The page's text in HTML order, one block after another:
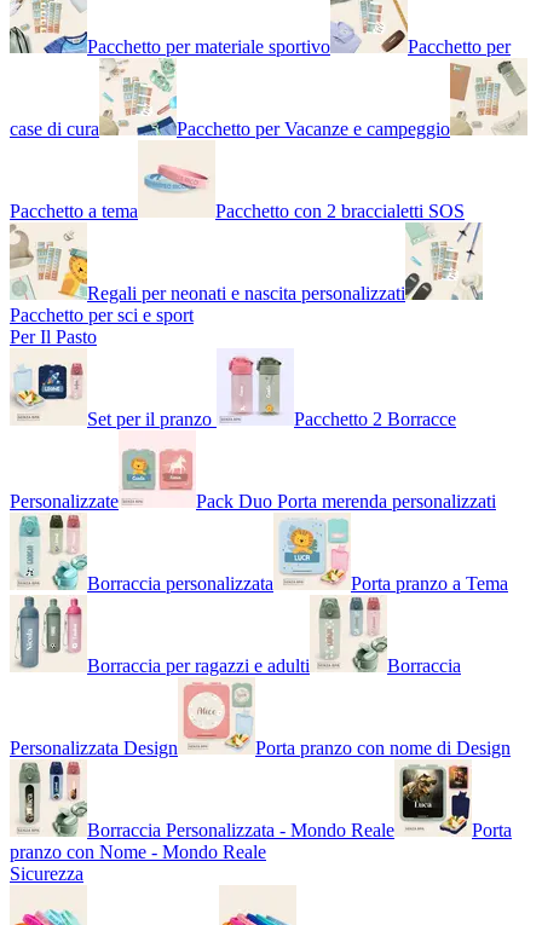
Pacchetto per materiale sportivo Pacchetto per
case di cura Pacchetto per Vacanze e campeggio
Pacchetto a tema Pacchetto con 2 braccialetti SOS
Regali per neonati e nascita personalizzati
Pacchetto per sci e sport
Per Il Pasto
Set per il pranzo Pacchetto 2 Borracce
Personalizzate Pack Duo Porta merenda personalizzati
Borraccia personalizzata Porta pranzo a Tema
Borraccia per ragazzi e adulti Borraccia
Personalizzata Design Porta pranzo con nome di Design
Borraccia Personalizzata - Mondo Reale
Porta
pranzo con Nome - Mondo Reale
Sicurezza